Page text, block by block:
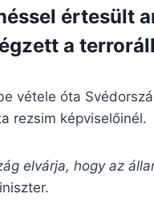
értesült
a
vétele óta
rezsim képviselőinél.
elvárja, hogy az